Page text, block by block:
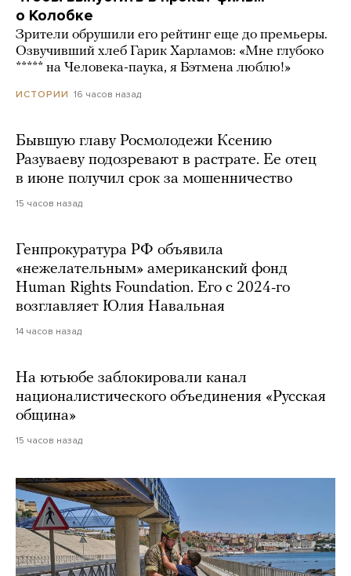
о Колобке
Зрители обрушили его рейтинг еще до премьеры.
Озвучивший хлеб Гарик Харламов: «Мне глубоко
***** на Человека-паука, я Бэтмена люблю!»
ИСТОРИИ 16 часов назад
Бывшую главу Росмолодежи Ксению
Разуваеву подозревают в растрате. Ее отец
в июне получил срок за мошенничество
15 часов назад
Генпрокуратура РФ объявила
«нежелательным» американский фонд
Human Rights Foundation. Его с 2024-го
возглавляет Юлия Навальная
14 часов назад
На ютьюбе заблокировали канал
националистического объединения «Русская
община»
15 часов назад